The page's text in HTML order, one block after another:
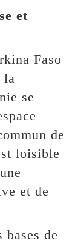
et
Faso
la
se
de
loisible
et de
bases de